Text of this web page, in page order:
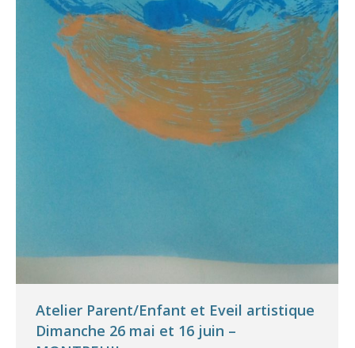
Atelier Parent/Enfant et Eveil artistique
Dimanche 26 mai et 16 juin –